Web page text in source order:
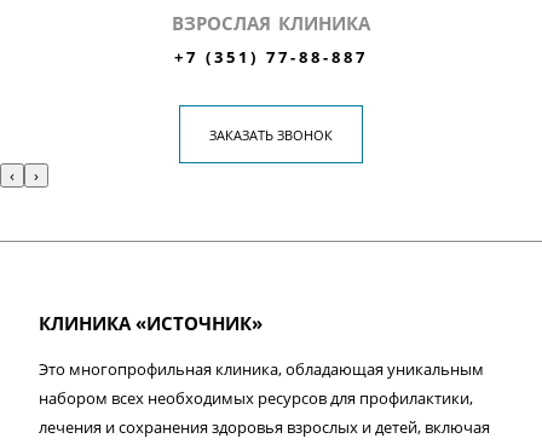
ВЗРОСЛАЯ КЛИНИКА
+7 (351) 77-88-887
ЗАКАЗАТЬ ЗВОНОК
‹ ›
КЛИНИКА «ИСТОЧНИК»
Это многопрофильная клиника, обладающая уникальным
набором всех необходимых ресурсов для профилактики,
лечения и сохранения здоровья взрослых и детей, включая